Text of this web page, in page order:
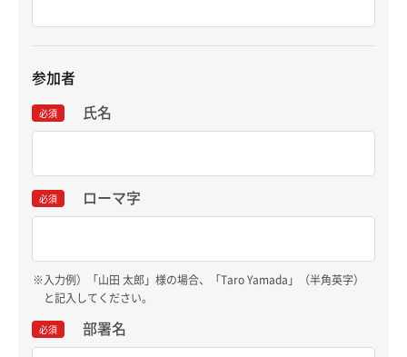
参加者
必須 氏名
必須 ローマ字
入力例）「山田 太郎」様の場合、「Taro Yamada」（半角英字）
と記入してください。
必須 部署名